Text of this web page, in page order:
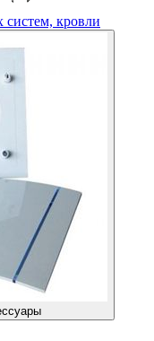
систем, кровли